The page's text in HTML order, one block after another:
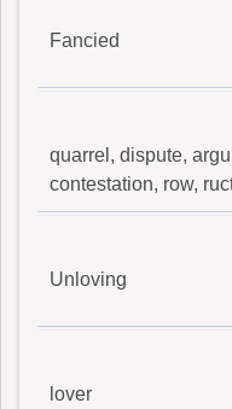
Fancied
quarrel, dispute,
contestation, row,
Unloving
lover